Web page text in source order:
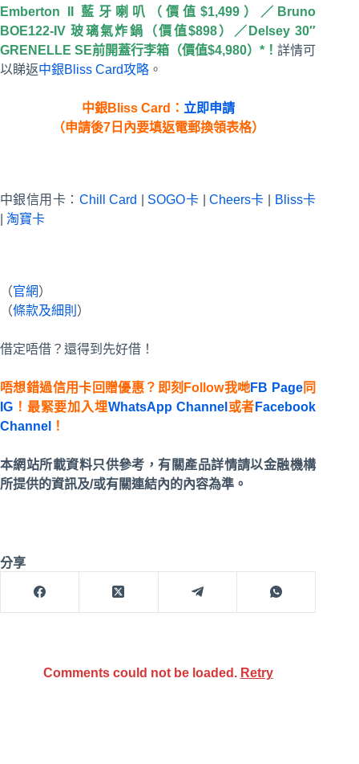
Emberton II 藍牙喇叭（價值$1,499）／Bruno
BOE122-IV 玻璃氣炸鍋（價值$898）／Delsey 30″
GRENELLE SE前開蓋行李箱（價值$4,980）*！詳情可
以睇返中銀Bliss Card攻略 。
中銀Bliss Card： 立即申請
（申請後7日內要填返電郵換領表格）
中銀信用卡： Chill Card SOGO卡 Cheers卡
Bliss卡
淘寶卡
（官網）
（條款及細則 ）
借定唔借？還得到先好借！
唔想錯過信用卡回贈優惠？即刻Follow我哋FB Page同
IG ！最緊要加入埋WhatsApp Channel 或者 Facebook
Channel
！
本網站所載資料只供參考，有關產品詳情請以金融機構
所提供的資訊及/或有關連結內的內容為準。
分享
Comments could not be loaded. Retry